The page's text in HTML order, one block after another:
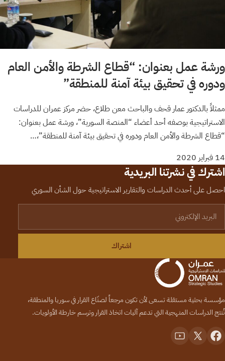
ورشة عمل بعنوان: “قطاع الشرطة والأمن العام
ودوره في تحقيق بيئة آمنة للمنطقة”
ممثلاً بالدكتور عمار قحف والباحث معن طلاع، حضر مركز عمران للدراسات
الاستراتيجية بوصفه أحد أعضاء “المنصة السورية”، ورشة عمل بعنوان:
“قطاع الشرطة والأمن العام ودوره في تحقيق بيئة آمنة للمنطقة”،…
14 فبراير 2020
اشترك في نشرتنا البريدية
احصل على أحدث الدراسات والتقارير الاستراتيجية حول الشأن السوري
اشتراك
مؤسسة بحثية مستقلة تسعى لأن تكون مرجعاً لصنّاع القرار في سوريا والمنطقة،
تُنتج الدراسات المنهجية التي تدعم آليات اتخاذ القرار وترسم خارطة الأولويات.